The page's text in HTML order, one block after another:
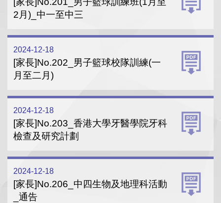
2月)_中一至中三
2024-12-18
[家長]No.202_男子籃球校隊訓練(一
月至二月)
2024-12-18
[家長]No.203_香港大學牙醫學院牙科
檢查及研究計劃
2024-12-18
[家長]No.206_中四生物及地理科活動
_通告